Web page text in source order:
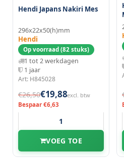
Hendi Japans Nakiri Mes
296x22x50(h)mm
Hendi
Op voorraad (82 stuks)
1 tot 2 werkdagen
1 jaar
Art: H845028
€26,50€19,88excl. btw
Bespaar €6,63
VOEG TOE